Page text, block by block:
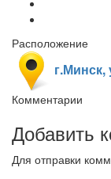
Расположение
г.Минск,
Комментарии
Добавить
Для отправки